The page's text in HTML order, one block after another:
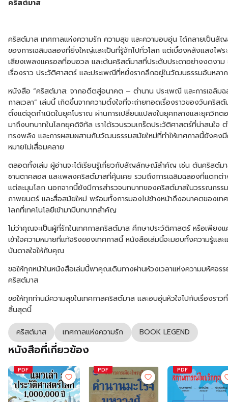
คริสต์มาส
คริสต์มาส เทศกาลแห่งความรัก ความสุข และความอบอุ่น ได้กลายเป็น
ของการเฉลิมฉลองที่ยิ่งใหญ่และเป็นที่รู้จักไปทั่วโลก แต่เบื้องหลังแสงไฟร
เสียงเพลงแครอลที่อบอวล และต้นคริสต์มาสที่ประดับประดาอย่างงดงา
เรื่องราว ประวัติศาสตร์ และประเพณีที่หยั่งรากลึกอยู่ในวัฒนธรรมอันหลา
หนังสือ “คริสต์มาส: จากอดีตสู่อนาคต – ตำนาน ประเพณี และการเฉลิม
กาลเวลา” เล่มนี้ เกิดขึ้นจากความตั้งใจที่จะถ่ายทอดเรื่องราวของวันคริสต์
ตั้งแต่จุดกำเนิดในยุคโบราณ ผ่านการเปลี่ยนแปลงในยุคกลางและยุควิกต
มาถึงบทบาทในโลกยุคดิจิทัล เราได้รวบรวมเกร็ดประวัติศาสตร์ที่น่าสนใจ
ทรงพลัง และการผสมผสานกับวัฒนธรรมสมัยใหม่ที่ทำให้เทศกาลนี้ยังคง
หมายไม่เสื่อมคลาย
ตลอดทั้งเล่ม ผู้อ่านจะได้เรียนรู้เกี่ยวกับสัญลักษณ์สำคัญ เช่น ต้นคริสต์ม
ซานตาคลอส และเพลงคริสต์มาสที่คุ้นเคย รวมถึงการเฉลิมฉลองที่แตกต่
แต่ละมุมโลก นอกจากนี้ยังมีการสำรวจบทบาทของคริสต์มาสในวรรณกรรม
ภาพยนตร์ และสื่อสมัยใหม่ พร้อมทั้งการมองไปข้างหน้าถึงอนาคตของเท
โลกที่เทคโนโลยีเข้ามามีบทบาทสำคัญ
ไม่ว่าคุณจะเป็นผู้ที่รักในเทศกาลคริสต์มาส ศึกษาประวัติศาสตร์ หรือเพียง
เข้าใจความหมายที่แท้จริงของเทศกาลนี้ หนังสือเล่มนี้จะมอบทั้งความรู้และ
บันดาลใจให้กับคุณ
ขอให้ทุกหน้าในหนังสือเล่มนี้พาคุณเดินทางผ่านห้วงเวลาแห่งความมหัศจร
คริสต์มาส
ขอให้ทุกท่านมีความสุขในเทศกาลคริสต์มาส และอบอุ่นหัวใจไปกับเรื่องราว
สิ้นสุดนี้
คริสต์มาส เทศกาลแห่งความรัก BOOK LEGEND
หนังสือที่เกี่ยวข้อง
PDF PDF PDF